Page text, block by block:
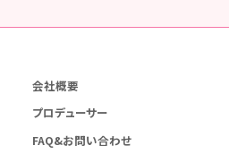
会社概要
プロデューサー
FAQ&お問い合わせ